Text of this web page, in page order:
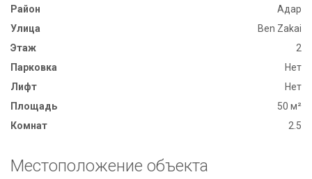
Район
Адар
Улица
Ben Zakai
Этаж
2
Парковка
Нет
Лифт
Нет
Площадь
50 м²
Комнат
2.5
Местоположение объекта